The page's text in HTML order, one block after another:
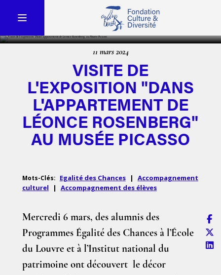
11 mars 2024
VISITE DE
L'EXPOSITION "DANS
L'APPARTEMENT DE
LÉONCE ROSENBERG"
AU MUSÉE PICASSO
Mots-Clés: Egalité des Chances |
Accompagnement
culturel
| Accompagnement des élèves
Mercredi 6 mars, des alumnis des
Programmes Égalité des Chances à l’École
du Louvre et à l’Institut national du
patrimoine ont découvert le décor